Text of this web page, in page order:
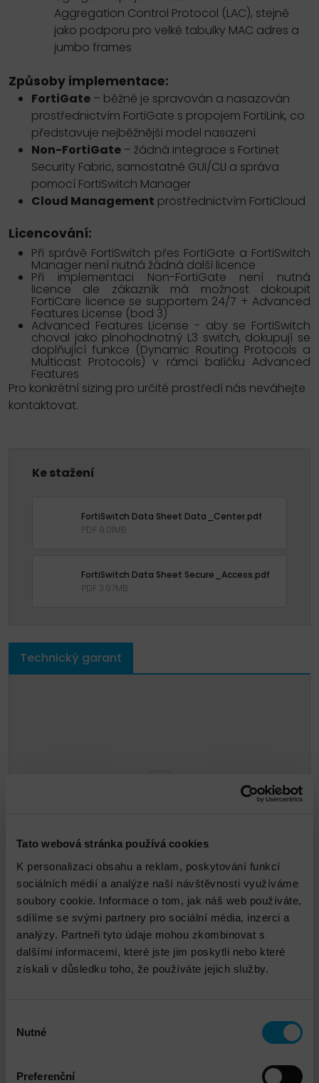
Tato webová stránka používá cookies
K personalizaci obsahu a reklam, poskytování funkcí
sociálních médií a analýze naší návštěvnosti využíváme
soubory cookie. Informace o tom, jak náš web používáte,
sdílíme se svými partnery pro sociální média, inzerci a
analýzy. Partneři tyto údaje mohou zkombinovat s
dalšími informacemi, které jste jim poskytli nebo které
získali v důsledku toho, že používáte jejich služby.
souhlasu
Nutné
Preferenční
Aggregation Control Protocol (LAC), stejně
jako podporu pro velké tabulky MAC adres a
jumbo frames
Způsoby implementace:
FortiGate – běžně je spravován a nasazován
prostřednictvím FortiGate s propojem FortiLink, co
představuje nejběžnější model nasazení
Non-FortiGate – žádná integrace s Fortinet
Security Fabric, samostatné GUI/CLI a správa
pomocí FortiSwitch Manager
Cloud Management prostřednictvím FortiCloud
Licencování:
Při správě FortiSwitch přes FortiGate a FortiSwitch
Manager není nutná žádná další licence
Při implementaci Non-FortiGate není nutná
licence ale zákazník má možnost dokoupit
FortiCare licence se supportem 24/7 + Advanced
Features License (bod 3)
Advanced Features License - aby se FortiSwitch
choval jako plnohodnotný L3 switch, dokupují se
doplňující funkce (Dynamic Routing Protocols a
Multicast Protocols) v rámci balíčku Advanced
Features
Pro konkrétní sizing pro určité prostředí nás neváhejte
kontaktovat.
Ke stažení
FortiSwitch Data Sheet Data_Center.pdf
PDF 9.01MB
FortiSwitch Data Sheet Secure_Access.pdf
PDF 3.97MB
Technický garant
Jiří Kos
jkos@dns.cz
Propojené služby